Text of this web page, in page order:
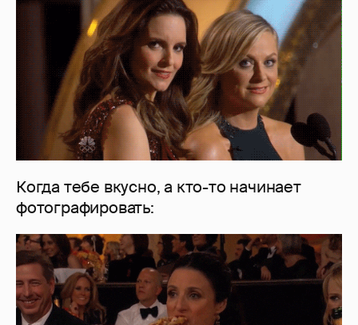
Когда тебе вкусно, а кто-то начинает
фотографировать: